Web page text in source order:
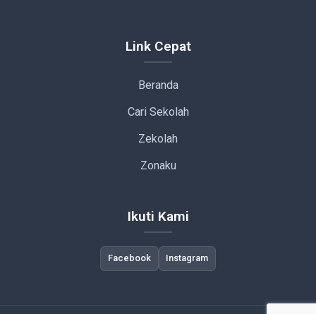
Link Cepat
Beranda
Cari Sekolah
Zekolah
Zonaku
Ikuti Kami
Facebook Instagram